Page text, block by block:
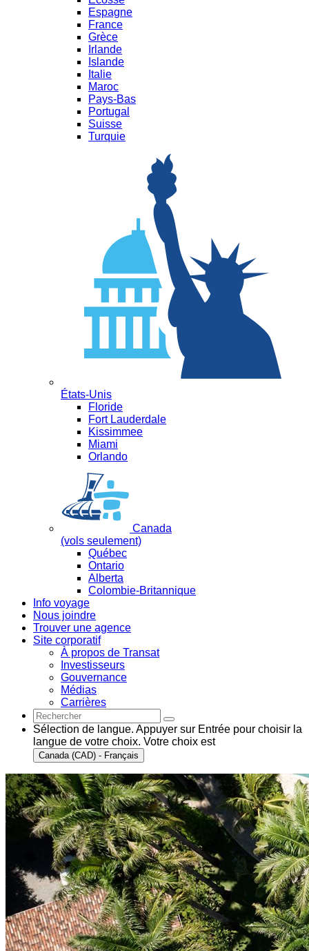
Espagne
France
Grèce
Irlande
Islande
Italie
Maroc
Pays-Bas
Portugal
Suisse
Turquie
États-Unis
Floride
Fort Lauderdale
Kissimmee
Miami
Orlando
Canada
(vols seulement)
Québec
Ontario
Alberta
Colombie-Britannique
Info voyage
Nous joindre
Trouver une agence
Site corporatif
À propos de Transat
Investisseurs
Gouvernance
Médias
Carrières
Sélection de langue. Appuyer sur Entrée pour choisir la
langue de votre choix. Votre choix est
Canada (CAD) - Français